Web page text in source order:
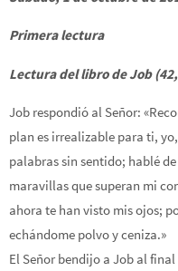
Primera lectura
Lectura del libro de Job
Job respondió al Señor:
plan es irrealizable para ti,
palabras sin sentido; hablé
maravillas que superan mi
ahora te han visto mis ojos;
echándome polvo y ceniza.»
El Señor bendijo a Job al